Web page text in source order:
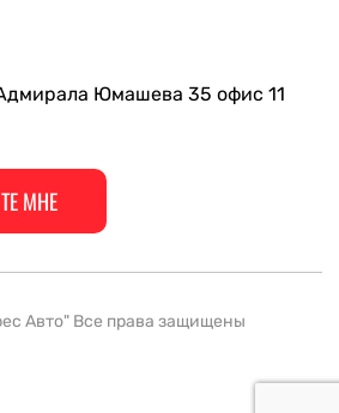
Юмашева 35 офис 11
МНЕ
Авто" Все права защищены